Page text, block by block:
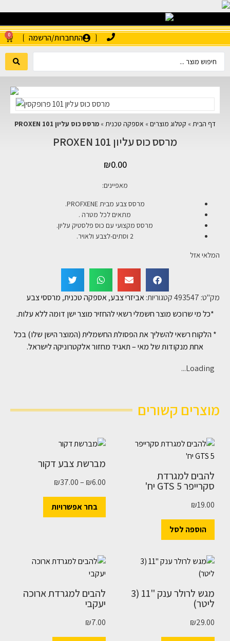
התחברות/הרשמה 0
דף הבית » קטלוג מוצרים » אספקה טכנית » מרסס כוס עליון 101 PROXEN
מרסס כוס עליון 101 PROXEN
₪0.00
מאפיינים:
מרסס צבע מבית PROFXENE.
מתאים לכל מטרה .
מרסס מקצועי עם כוס פלסטיק עליון.
2 וסתים-לצבע ולאויר.
המלאי אזל
מק"ט: 493547קטגוריות:אביזרי צבע,אספקה טכנית, מרססי צבע
*כל מי שרוכש מוצר חשמלי רשאי להחזיר מוצר ישן דומה ללא עלות.
* הלקוח רשאי להשליך את הפסולת החשמלית (המוצר הישן שלו) בכל
אחת מנקודות של מאי – תאגיד מחזור אלקטרוניקה לישראל.
Loading...
מוצרים קשורים
להבים למגרדת
סקרייפר GTS 5 יח'
₪19.00
הוספה לסל
מברשת צבע דקור
₪6.00
–
₪37.00
בחר אפשרויות
מגש לרולר ענק "11 (3
ליטר)
₪29.00
להבים למגרדת ארוכה
יעקבי
₪7.00